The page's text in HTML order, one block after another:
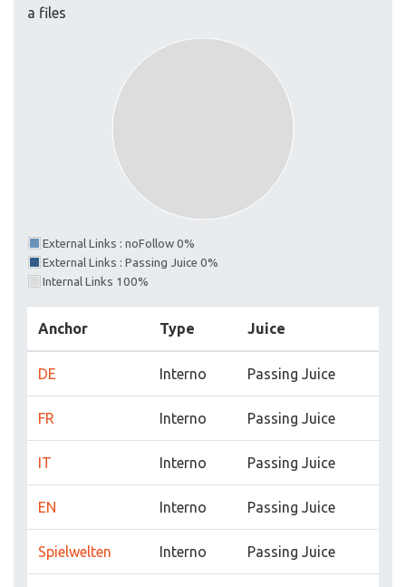
a files
External Links : noFollow 0%
External Links : Passing Juice 0%
Internal Links 100%
Anchor Type Juice
DE Interno Passing Juice
FR Interno Passing Juice
IT Interno Passing Juice
EN Interno Passing Juice
Spielwelten Interno Passing Juice